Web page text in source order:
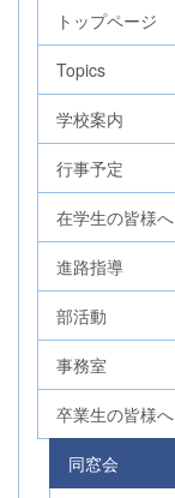
トップページ
Topics
学校案内
行事予定
在学生の皆様へ
進路指導
部活動
事務室
卒業生の皆様へ
同窓会